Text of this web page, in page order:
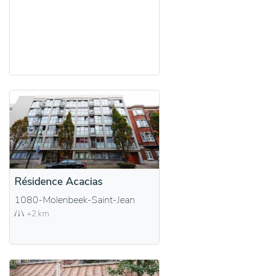
Résidence Acacias
1080-Molenbeek-Saint-Jean
+2 km